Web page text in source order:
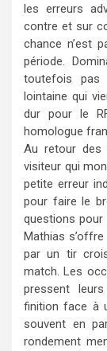
les erreurs
contre et sur
chance n’est
période.
toutefois pas
lointaine qui
dur pour le
homologue
Au retour des
visiteur qui
petite erreur
pour faire le
questions pour
Mathias
par un tir
match. Les
pressent
finition face à
souvent en
rondement